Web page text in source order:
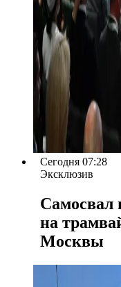
Сегодня 07:28
Эксклюзив
на
Москвы